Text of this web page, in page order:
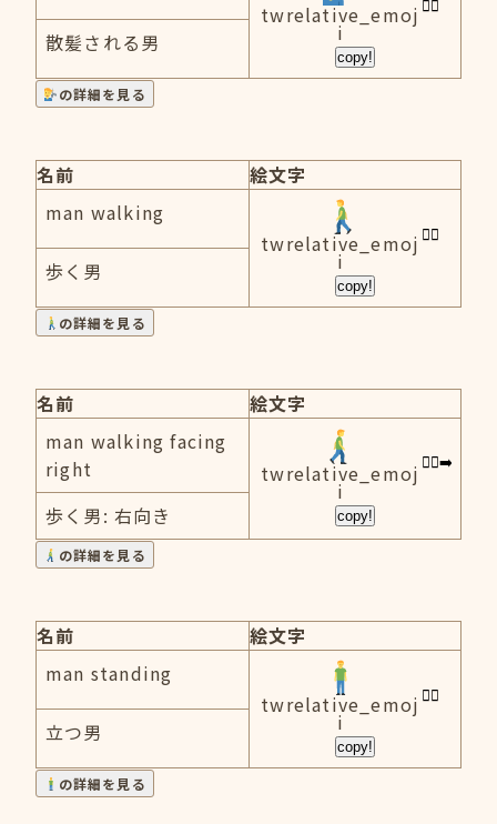
twrelative_emoj
i
copy!
散髪される男
の詳細を見る
名前
絵文字
man walking
twrelative_emoj
i
copy!
歩く男
の詳細を見る
名前
絵文字
man walking facing
right
twrelative_emoj
i
copy!
歩く男: 右向き
の詳細を見る
名前
絵文字
man standing
twrelative_emoj
i
copy!
立つ男
の詳細を見る